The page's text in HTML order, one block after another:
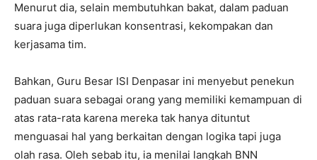
Menurut dia, selain membutuhkan bakat, dalam paduan
suara juga diperlukan konsentrasi, kekompakan dan
kerjasama tim.
Bahkan, Guru Besar ISI Denpasar ini menyebut penekun
paduan suara sebagai orang yang memiliki kemampuan di
atas rata-rata karena mereka tak hanya dituntut
menguasai hal yang berkaitan dengan logika tapi juga
olah rasa. Oleh sebab itu, ia menilai langkah BNN